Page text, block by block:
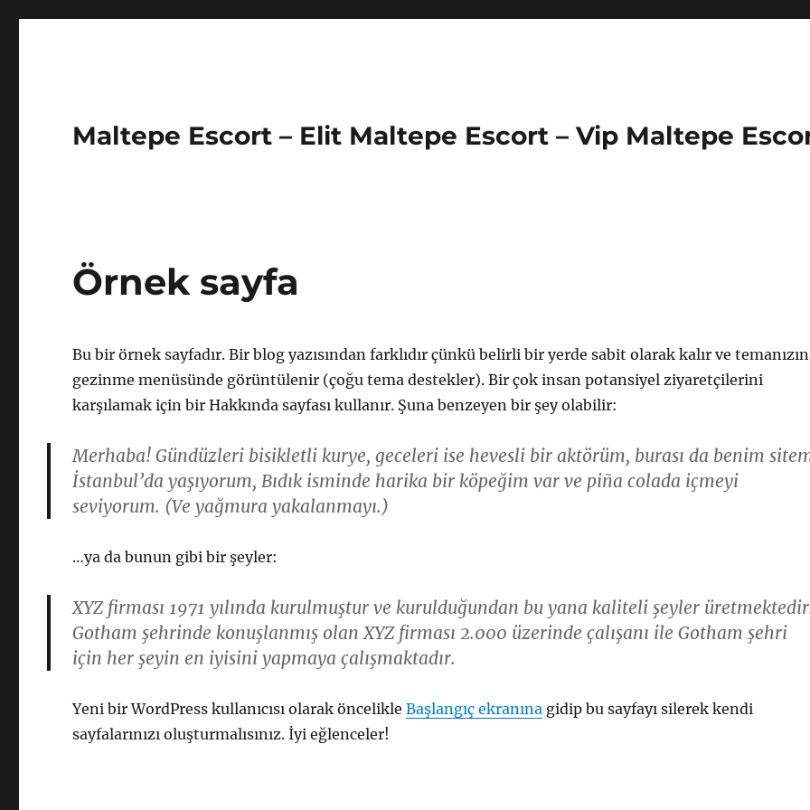
Maltepe Escort – Elit Maltepe Escort – Vip Maltepe
Örnek sayfa
Bu bir örnek sayfadır. Bir blog yazısından farklıdır çünkü belirli bir yerde sabit olarak kalır ve temanızın
gezinme menüsünde görüntülenir (çoğu tema destekler). Bir çok insan potansiyel ziyaretçilerini
karşılamak için bir Hakkında sayfası kullanır. Şuna benzeyen bir şey olabilir:
Merhaba! Gündüzleri bisikletli kurye, geceleri ise hevesli bir aktörüm, burası da benim
İstanbul’da yaşıyorum, Bıdık isminde harika bir köpeğim var ve piña colada içmeyi
seviyorum. (Ve yağmura yakalanmayı.)
…ya da bunun gibi bir şeyler:
XYZ firması 1971 yılında kurulmuştur ve kurulduğundan bu yana kaliteli şeyler
Gotham şehrinde konuşlanmış olan XYZ firması 2.000 üzerinde çalışanı ile Gotham şehri
için her şeyin en iyisini yapmaya çalışmaktadır.
Yeni bir WordPress kullanıcısı olarak öncelikleBaşlangıç ekranına gidip bu sayfayı silerek kendi
sayfalarınızı oluşturmalısınız. İyi eğlenceler!